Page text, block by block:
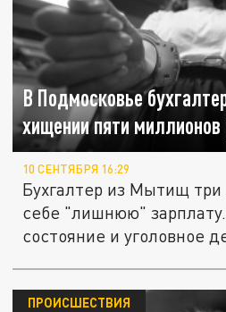
В Подмосковье
хищении пяти миллионов
10 СЕНТЯБРЯ 16:29
Бухгалтер из Мытищ три
себе "лишнюю"
состояние и уголовное
ПРОИСШЕСТВИЯ